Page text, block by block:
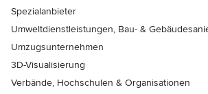
Spezialanbieter
Umweltdienstleistungen, Bau- &
Umzugsunternehmen
3D-Visualisierung
Verbände, Hochschulen & Organisationen